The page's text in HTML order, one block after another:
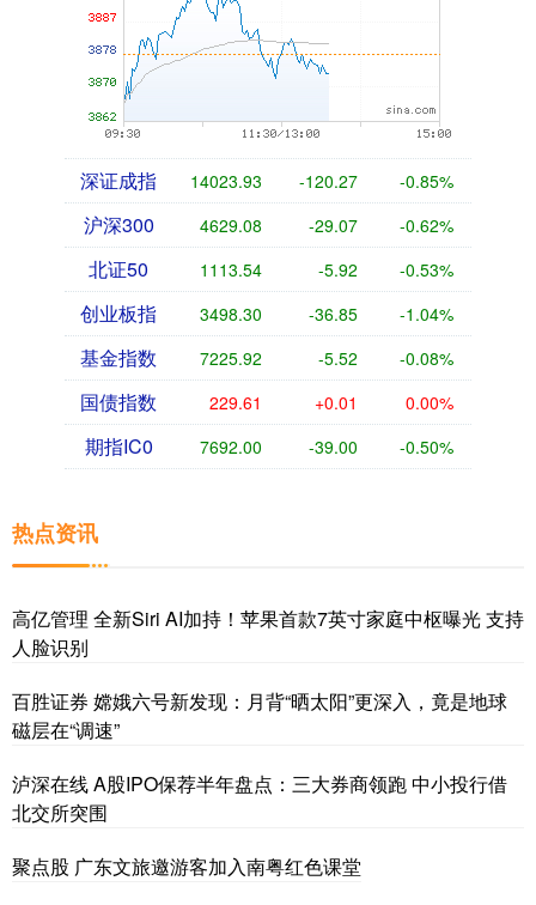
深证成指 14023.93 -120.27 -0.85%
沪深300 4629.08 -29.07 -0.62%
北证50 1113.54 -5.92 -0.53%
创业板指 3498.30 -36.85 -1.04%
基金指数 7225.92 -5.52 -0.08%
国债指数 229.61 +0.01 0.00%
期指IC0 7692.00 -39.00 -0.50%
热点资讯
高亿管理 全新Siri AI加持！苹果首款7英寸家庭中枢曝光 支持
人脸识别
百胜证券 嫦娥六号新发现：月背“晒太阳”更深入，竟是地球
磁层在“调速”
泸深在线 A股IPO保荐半年盘点：三大券商领跑 中小投行借
北交所突围
聚点股 广东文旅邀游客加入南粤红色课堂